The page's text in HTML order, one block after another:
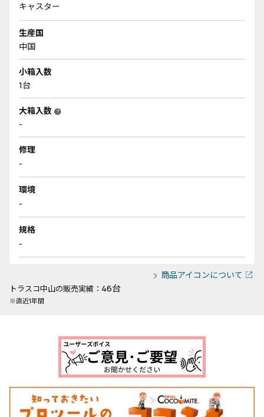
キャスター
生産国
中国
小箱入数
1台
大箱入数 help
-
修理
-
環境
-
規格
-
商品アイコンについて
トラスコ中山の販売実績： 46台
※直近1年間